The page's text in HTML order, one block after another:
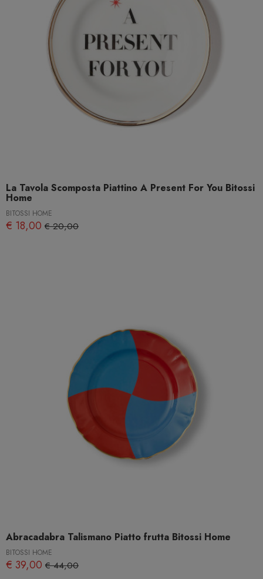
La Tavola Scomposta Piattino A Present For You Bitossi
Home
BITOSSI HOME
€ 18,00 € 20,00
Abracadabra Talismano Piatto frutta Bitossi Home
BITOSSI HOME
€ 39,00 € 44,00